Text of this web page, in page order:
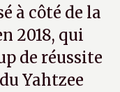
à côté de la
2018, qui
de réussite
Yahtzee